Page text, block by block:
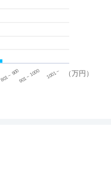
（万円）
801 ~ 900901 ~ 1000 1001 ~